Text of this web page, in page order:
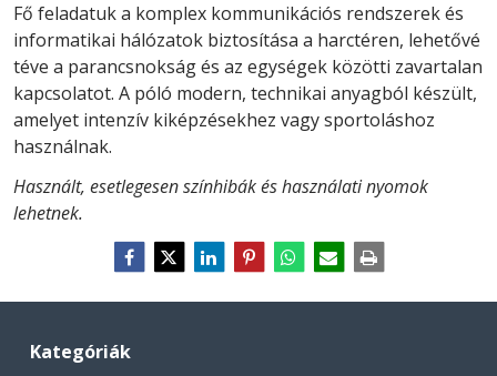
Fő feladatuk a komplex kommunikációs rendszerek és
informatikai hálózatok biztosítása a harctéren, lehetővé
téve a parancsnokság és az egységek közötti zavartalan
kapcsolatot. A póló modern, technikai anyagból készült,
amelyet intenzív kiképzésekhez vagy sportoláshoz
használnak.
Használt, esetlegesen színhibák és használati nyomok
lehetnek.
Kategóriák